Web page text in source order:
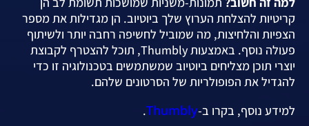
קריטיות להצלחת הערוץ שלך ביוטיוב. הן מגדילות את מספר
הצפיות והלחיצות, מה שמוביל לחשיפה רחבה יותר ולשיתוף
פעולה נוסף. באמצעות Thumbly, תוכל להצטרף לקבוצת
יוצרי תוכן מצליחים ביוטיוב שמשתמשים בטכנולוגיה זו כדי
להגדיל את הפופולריות של הסרטונים שלהם.
למידע נוסף, בקרו ב-Thumbly
.